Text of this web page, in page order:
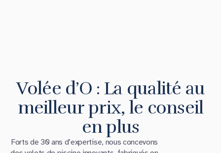
Volée d’O : La qualité au
meilleur prix, le conseil
en plus
Forts de 30 ans d’expertise, nous concevons